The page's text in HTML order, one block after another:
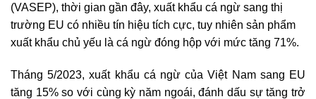
(VASEP), thời gian gần đây, xuất khẩu cá ngừ sang thị
trường EU có nhiều tín hiệu tích cực, tuy nhiên sản phẩm
xuất khẩu chủ yếu là cá ngừ đóng hộp với mức tăng 71%.
Tháng 5/2023, xuất khẩu cá ngừ của Việt Nam sang EU
tăng 15% so với cùng kỳ năm ngoái, đánh dấu sự tăng trở